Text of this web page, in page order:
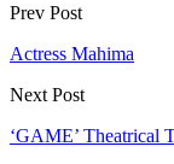
Prev Post
Actress Mahima
Next Post
‘GAME’ Theatrical